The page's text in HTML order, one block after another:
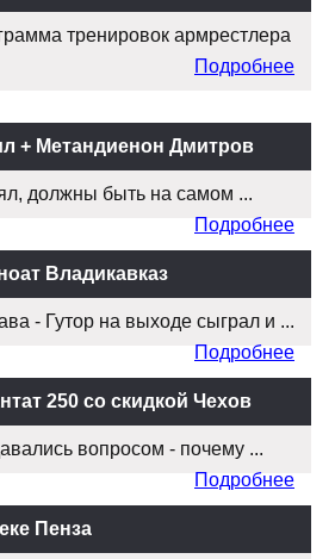
тренировок армрестлера
Подробнее
+ Метандиенон Дмитров
должны быть на самом ...
Подробнее
Владикавказ
- Гутор на выходе сыграл и ...
Подробнее
250 со скидкой Чехов
вопросом - почему ...
Подробнее
Пенза